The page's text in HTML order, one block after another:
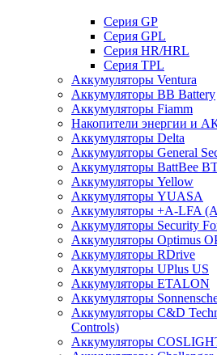
Cерия GP
Серия GPL
Серия HR/HRL
Серия TPL
Аккумуляторы Ventura
Аккумуляторы BB Battery
Аккумуляторы Fiamm
Накопители энергии и
Аккумуляторы Delta
Аккумуляторы General
Аккумуляторы BattBee
Аккумуляторы Yellow
Аккумуляторы YUASA
Аккумуляторы +A-LFA
Аккумуляторы Security
Аккумуляторы Optimus
Аккумуляторы RDrive
Аккумуляторы UPlus US
Аккумуляторы ETALON
Аккумуляторы
Аккумуляторы С&D
Controls)
Аккумуляторы